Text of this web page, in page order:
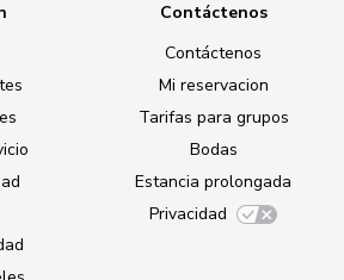
Contáctenos
Contáctenos
Mi reservacion
Tarifas para grupos
Bodas
Estancia prolongada
Privacidad